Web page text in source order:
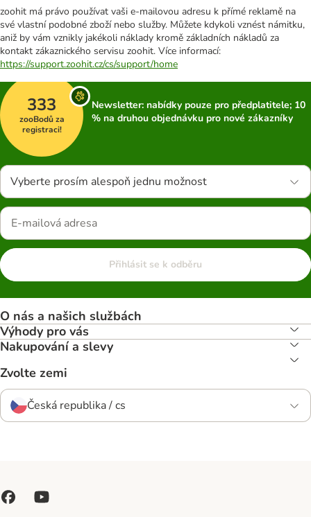
zoohit má právo používat vaši e-mailovou adresu k přímé reklamě na
své vlastní podobné zboží nebo služby. Můžete kdykoli vznést námitku,
aniž by vám vznikly jakékoli náklady kromě základních nákladů za
kontakt zákaznického servisu zoohit. Více informací:
https://support.zoohit.cz/cs/support/home
333
zooBodů za
registraci!
Newsletter: nabídky pouze pro předplatitele; 10
% na druhou objednávku pro nové zákazníky
Vyberte prosím alespoň jednu možnost
Přihlásit se k odběru
O nás a našich službách
Výhody pro vás
Nakupování a slevy
Zvolte zemi
Česká republika / cs